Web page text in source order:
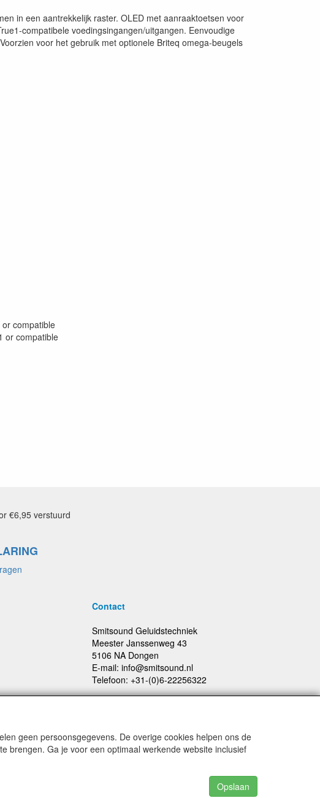
in een aantrekkelijk raster. OLED met aanraaktoetsen voor
compatibele voedingsingangen/uitgangen. Eenvoudige
voor het gebruik met optionele Briteq omega-beugels
compatible
or compatible
€6,95 verstuurd
Contact
Smitsound Geluidstechniek
Meester Janssenweg 43
5106 NA Dongen
E-mail: info@smitsound.nl
Telefoon: +31-(0)6-22256322
Prijswijzigingen en typefouten voorbehouden
geen persoonsgegevens. De overige cookies helpen ons de
brengen. Ga je voor een optimaal werkende website inclusief
Opslaan